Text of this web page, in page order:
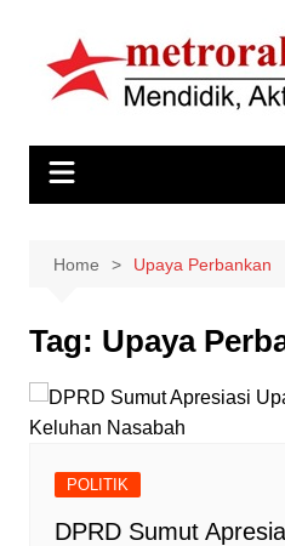
content
Home Upaya Perbankan
Tag: Upaya
POLITIK
DPRD Sumut